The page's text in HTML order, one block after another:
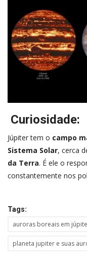
Curiosidade:
Júpiter tem o campo
Sistema Solar, cerca
da Terra. É ele o
constantemente nos
Tags:
auroras boreais em
planeta jupiter e suas